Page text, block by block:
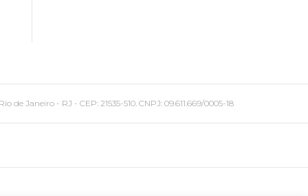
Janeiro - RJ - CEP: 21535-510. CNPJ: 09.611.669/0005-18